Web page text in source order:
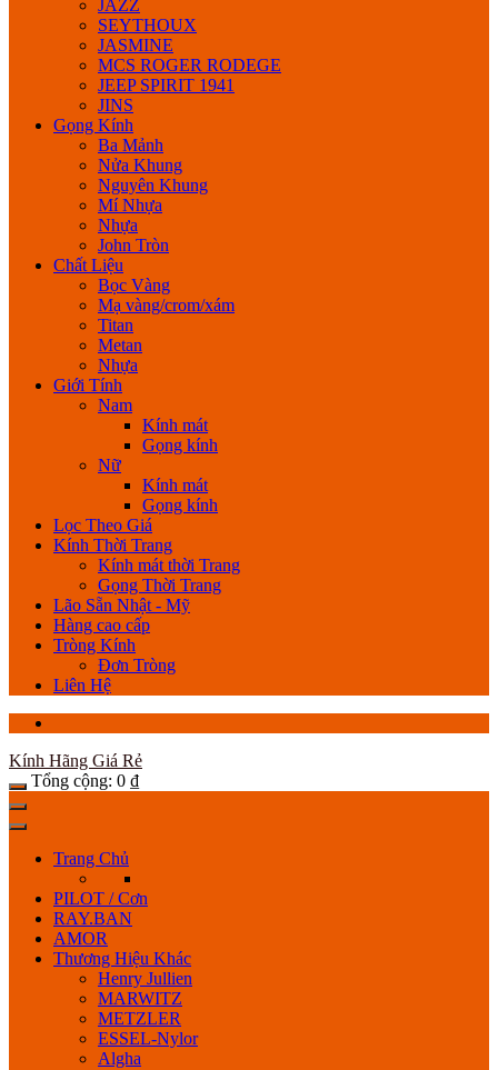
JAZZ
SEYTHOUX
JASMINE
MCS ROGER RODEGE
JEEP SPIRIT 1941
JINS
Gọng Kính
Ba Mảnh
Nửa Khung
Nguyên Khung
Mí Nhựa
Nhựa
John Tròn
Chất Liệu
Bọc Vàng
Mạ vàng/crom/xám
Titan
Metan
Nhựa
Giới Tính
Nam
Kính mát
Gọng kính
Nữ
Kính mát
Gọng kính
Lọc Theo Giá
Kính Thời Trang
Kính mát thời Trang
Gọng Thời Trang
Lão Sẵn Nhật - Mỹ
Hàng cao cấp
Tròng Kính
Đơn Tròng
Liên Hệ
Kính Hãng Giá Rẻ
Tổng cộng: 0 ₫
Trang Chủ
PILOT / Cơn
RAY.BAN
AMOR
Thương Hiệu Khác
Henry Jullien
MARWITZ
METZLER
ESSEL-Nylor
Algha